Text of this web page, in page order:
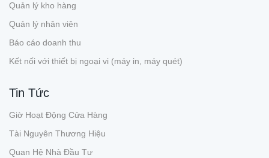
Quản lý kho hàng
Quản lý nhân viên
Báo cáo doanh thu
Kết nối với thiết bị ngoại vi (máy in, máy quét)
Tin Tức
Giờ Hoạt Động Cửa Hàng
Tài Nguyên Thương Hiệu
Quan Hệ Nhà Đầu Tư